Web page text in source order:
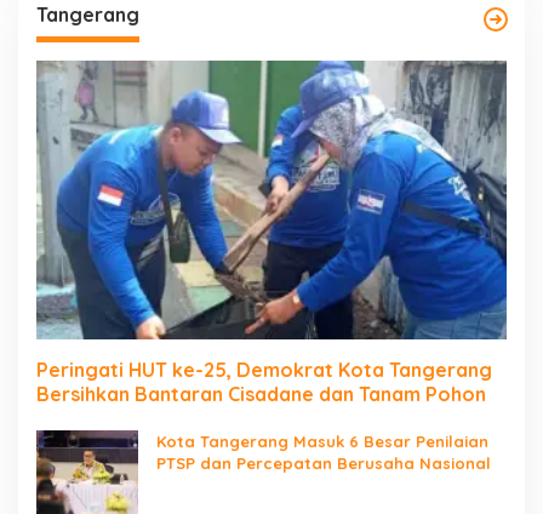
Tangerang
Peringati HUT ke-25, Demokrat Kota Tangerang
Bersihkan Bantaran Cisadane dan Tanam Pohon
Kota Tangerang Masuk 6 Besar Penilaian
PTSP dan Percepatan Berusaha Nasional